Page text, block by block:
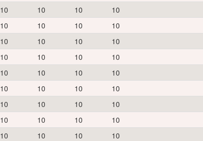
10 10 10 10
10 10 10 10
10 10 10 10
10 10 10 10
10 10 10 10
10 10 10 10
10 10 10 10
10 10 10 10
10 10 10 10